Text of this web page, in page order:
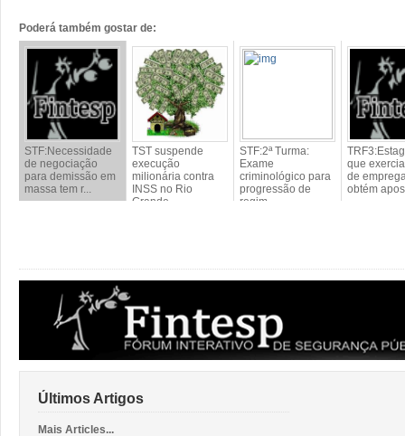
Poderá também gostar de:
STF:Necessidade
de negociação
para demissão em
massa tem r...
TST suspende
execução
milionária contra
INSS no Rio
Grande...
STF:2ª Turma:
Exame
criminológico para
progressão de
regim...
que
de
obtém
Últimos Artigos
Mais Articles...